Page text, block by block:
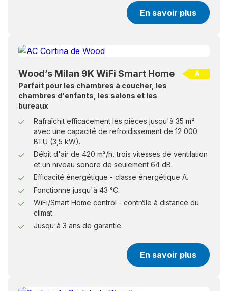
En savoir plus
A
Wood’s Milan 9K WiFi Smart Home
Parfait pour les chambres à coucher, les
chambres d'enfants, les salons et les
bureaux
Rafraîchit efficacement les pièces jusqu'à 35 m²
avec une capacité de refroidissement de 12 000
BTU (3,5 kW).
Débit d'air de 420 m³/h, trois vitesses de ventilation
et un niveau sonore de seulement 64 dB.
Efficacité énergétique - classe énergétique A.
Fonctionne jusqu'à 43 °C.
WiFi/Smart Home control - contrôle à distance du
climat.
Jusqu'à 3 ans de garantie.
En savoir plus